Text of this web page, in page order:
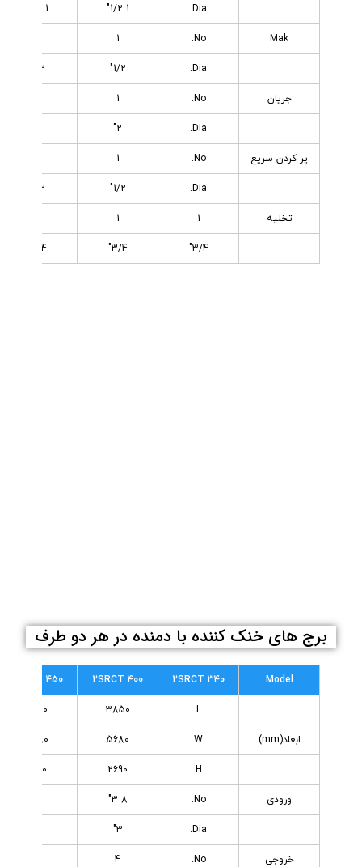
Dia.
1 1/2"
1 1/2"
Mak
No.
1
Dia.
1/2"
1/2"
جریان No.
1
Dia.
2"
پر کردن سریع No.
1
Dia.
1/2"
1/2"
تخلیه 1
1
3/4"
3/4"
3/4"
برج های خنک کننده با دمنده در هر دو طرف
Model
2SRCT 340
2SRCT 400
2SRCT 450
L
3850
4800
ابعاد(mm) W
5680
5680
H
2690
2690
ورودی No.
8 3"
Dia.
3"
خروجی No.
4